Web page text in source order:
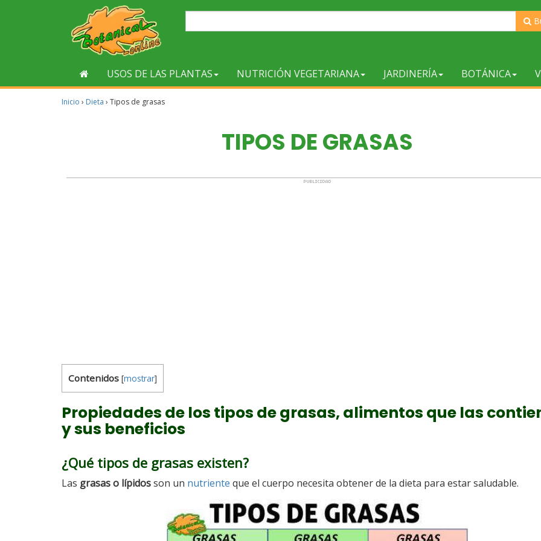
USOS DE LAS PLANTAS NUTRICIÓN VEGETARIANA JARDINERÍA BOTÁNICA
Inicio › Dieta › Tipos de grasas
TIPOS DE GRASAS
Contenidos [mostrar]
Propiedades de los tipos de grasas, alimentos que las
y sus beneficios
¿Qué tipos de grasas existen?
Las grasas o lípidosson un nutriente que el cuerpo necesita obtener de la dieta para estar saludable.